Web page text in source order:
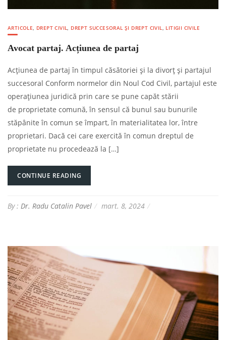
ARTICOLE, DREPT CIVIL, DREPT SUCCESORAL ȘI DREPT CIVIL, LITIGII CIVILE
Avocat partaj. Acțiunea de partaj
Acțiunea de partaj în timpul căsătoriei și la divorț și partajul
succesoral Conform normelor din Noul Cod Civil, partajul este
operațiunea juridică prin care se pune capăt stării
de proprietate comună, în sensul că bunul sau bunurile
stăpânite în comun se împart, în materialitatea lor, între
proprietari. Dacă cei care exercită în comun dreptul de
proprietate nu procedează la […]
CONTINUE READING
By : Dr. Radu Catalin Pavel mart. 8, 2024